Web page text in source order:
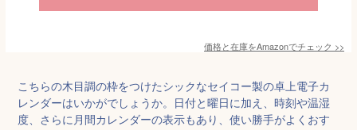
価格と在庫をAmazonでチェック >>
こちらの木目調の枠をつけたシックなセイコー製の卓上電子カ
レンダーはいかがでしょうか。日付と曜日に加え、時刻や温湿
度、さらに月間カレンダーの表示もあり、使い勝手がよくおす